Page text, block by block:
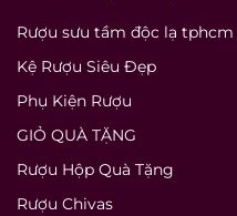
Rượu sưu tầm độc lạ tphcm
Kệ Rượu Siêu Đẹp
Phụ Kiện Rượu
GIỎ QUÀ TẶNG
Rượu Hộp Quà Tặng
Rượu Chivas